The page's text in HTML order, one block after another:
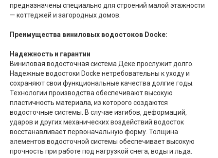
предназначены специально для строений малой этажности
— коттеджей и загородных домов.
Преимущества виниловых водостоков Docke:
Надежность и гарантии
Виниловая водосточная система Дёке прослужит долго.
Надежные водостоки Docke нетребовательны к уходу и
сохраняют свои функциональные качества долгие годы.
Технологии производства обеспечивают высокую
пластичность материала, из которого создаются
водосточные системы. В случае изгибов, деформаций,
ударов и других механических воздействий водосток
восстанавливает первоначальную форму. Толщина
элементов водосточной системы обеспечивает высокую
прочность при работе под нагрузкой снега, воды и льда.